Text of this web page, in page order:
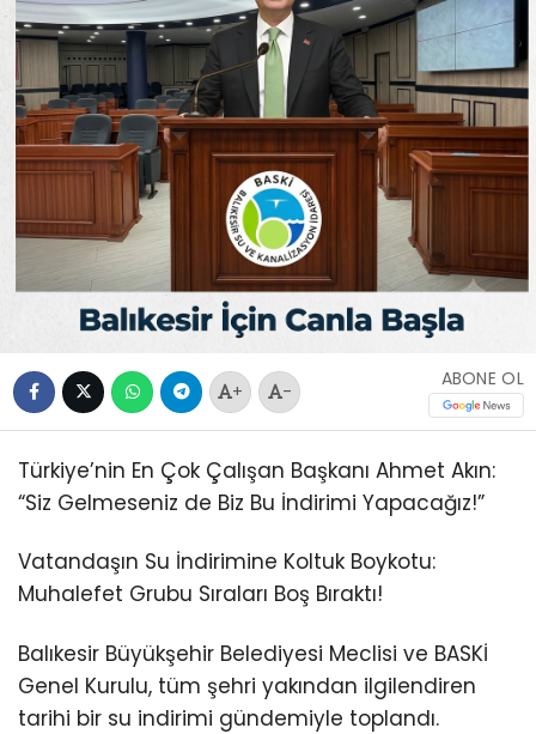
+ -
ABONE OL
Türkiye’nin En Çok Çalışan Başkanı Ahmet Akın:
“Siz Gelmeseniz de Biz Bu İndirimi Yapacağız!”
Vatandaşın Su İndirimine Koltuk Boykotu:
Muhalefet Grubu Sıraları Boş Bıraktı!
Balıkesir Büyükşehir Belediyesi Meclisi ve BASKİ
Genel Kurulu, tüm şehri yakından ilgilendiren
tarihi bir su indirimi gündemiyle toplandı.